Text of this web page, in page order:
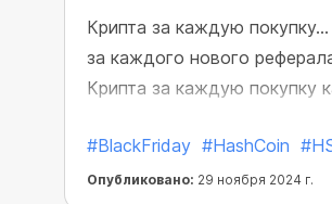
Крипта за каждую
за каждого нового
Крипта за каждую покупку
придачу! В этом году мы
Черную пятницу в Стране
#BlackFriday #HashCoin
Опубликовано: 29 ноября 2024 г.